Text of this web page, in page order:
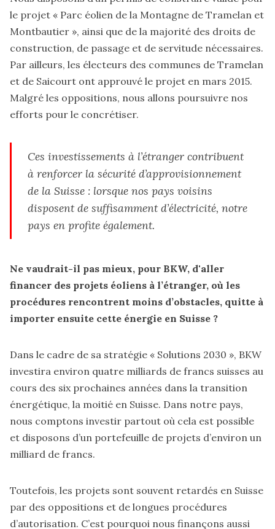
le projet « Parc éolien de la Montagne de Tramelan et
Montbautier », ainsi que de la majorité des droits de
construction, de passage et de servitude nécessaires.
Par ailleurs, les électeurs des communes de Tramelan
et de Saicourt ont approuvé le projet en mars 2015.
Malgré les oppositions, nous allons poursuivre nos
efforts pour le concrétiser.
Ces investissements à l’étranger contribuent
à renforcer la sécurité d’approvisionnement
de la Suisse : lorsque nos pays voisins
disposent de suffisamment d’électricité, notre
pays en profite également.
Ne vaudrait-il pas mieux, pour BKW, d'aller
financer des projets éoliens à l’étranger, où les
procédures rencontrent moins d’obstacles, quitte à
importer ensuite cette énergie en Suisse ?
Dans le cadre de sa stratégie « Solutions 2030 », BKW
investira environ quatre milliards de francs suisses au
cours des six prochaines années dans la transition
énergétique, la moitié en Suisse. Dans notre pays,
nous comptons investir partout où cela est possible
et disposons d’un portefeuille de projets d’environ un
milliard de francs.
Toutefois, les projets sont souvent retardés en Suisse
par des oppositions et de longues procédures
d’autorisation. C’est pourquoi nous finançons aussi